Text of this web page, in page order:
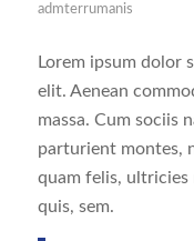
admterrumanis
Lorem ipsum dolor
elit. Aenean
massa. Cum sociis
parturient montes,
quam felis, ultricies
quis, sem.